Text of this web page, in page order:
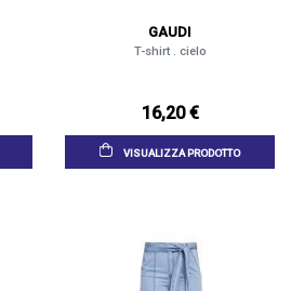
GAUDI
T-shirt . cielo
16,20 €
VISUALIZZA PRODOTTO